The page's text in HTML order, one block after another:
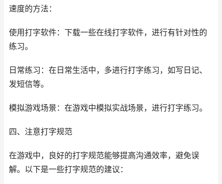
速度的方法：
使用打字软件：下载一些在线打字软件，进行有针对性的
练习。
日常练习：在日常生活中，多进行打字练习，如写日记、
发短信等。
模拟游戏场景：在游戏中模拟实战场景，进行打字练习。
四、注意打字规范
在游戏中，良好的打字规范能够提高沟通效率，避免误
解。以下是一些打字规范的建议：